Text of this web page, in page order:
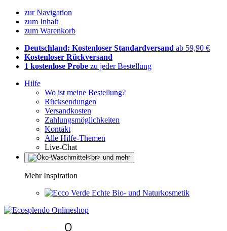
zur Navigation
zum Inhalt
zum Warenkorb
Deutschland: Kostenloser Standardversand ab 59,90 €
Kostenloser Rückversand
1 kostenlose Probe zu jeder Bestellung
Hilfe
Wo ist meine Bestellung?
Rücksendungen
Versandkosten
Zahlungsmöglichkeiten
Kontakt
Alle Hilfe-Themen
Live-Chat
Mehr Inspiration
Echte Bio- und Naturkosmetik